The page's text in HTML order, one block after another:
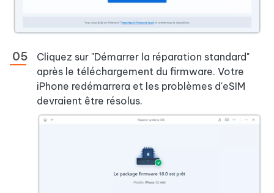
Cliquez sur "Démarrer la réparation standard"
après le téléchargement du firmware. Votre
iPhone redémarrera et les problèmes d'eSIM
devraient être résolus.